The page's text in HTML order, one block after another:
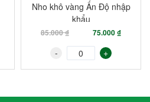
Nho khô vàng Ấn Độ nhập
khẩu
85.000 ₫ 75.000 ₫
- +